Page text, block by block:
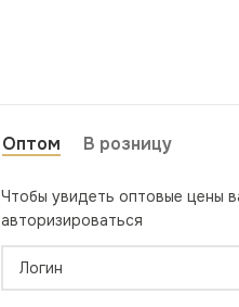
Оптом В розницу
Чтобы увидеть оптовые цены
авторизироваться